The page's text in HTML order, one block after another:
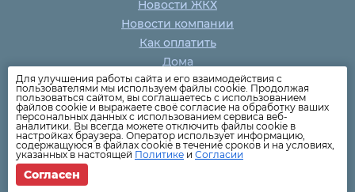
Новости ЖКХ
Новости компании
Как оплатить
Дома
Раскрытие информации
Вопросы
Для улучшения работы сайта и его взаимодействия с
пользователями мы используем файлы cookie. Продолжая
пользоваться сайтом, вы соглашаетесь с использованием
файлов cookie и выражаете своё согласие на обработку ваших
персональных данных с использованием сервиса веб-
аналитики. Вы всегда можете отключить файлы cookie в
настройках браузера. Оператор использует информацию,
содержащуюся в файлах cookie в течение сроков и на условиях,
указанных в настоящей Политике и Согласии
Согласен